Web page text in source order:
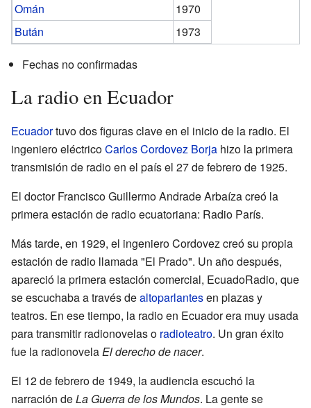
Omán
1970
Bután
1973
Fechas no confirmadas
La radio en Ecuador
Ecuadortuvo dos figuras clave en el inicio de la radio. El
ingeniero eléctricoCarlos Cordovez Borja hizo la primera
transmisión de radio en el país el 27 de febrero de 1925.
El doctor Francisco Guillermo Andrade Arbaíza creó la
primera estación de radio ecuatoriana: Radio París.
Más tarde, en 1929, el ingeniero Cordovez creó su propia
estación de radio llamada "El Prado". Un año después,
apareció la primera estación comercial, EcuadoRadio, que
se escuchaba a través dealtoparlantesen plazas y
teatros. En ese tiempo, la radio en Ecuador era muy usada
para transmitir radionovelas o radioteatro. Un gran éxito
fue la radionovelaEl derecho de nacer.
El 12 de febrero de 1949, la audiencia escuchó la
narración deLa Guerra de los Mundos. La gente se